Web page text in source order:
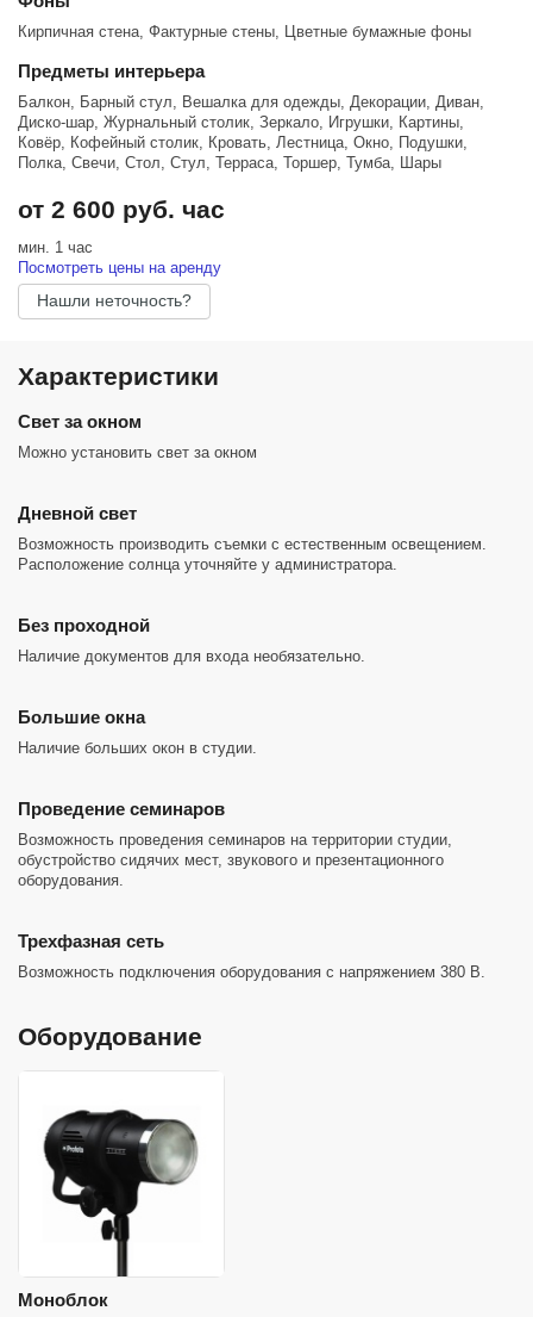
Кирпичная стена, Фактурные стены, Цветные бумажные фоны
Предметы интерьера
Балкон, Барный стул, Вешалка для одежды, Декорации, Диван,
Диско-шар, Журнальный столик, Зеркало, Игрушки, Картины,
Ковёр, Кофейный столик, Кровать, Лестница, Окно, Подушки,
Полка, Свечи, Стол, Стул, Терраса, Торшер, Тумба, Шары
от 2 600 руб. час
мин. 1 час
Посмотреть цены на аренду
Нашли неточность?
Характеристики
Cвет за окном
Можно установить свет за окном
Дневной свет
Возможность производить съемки с естественным освещением.
Расположение солнца уточняйте у администратора.
Без проходной
Наличие документов для входа необязательно.
Большие окна
Наличие больших окон в студии.
Проведение семинаров
Возможность проведения семинаров на территории студии,
обустройство сидячих мест, звукового и презентационного
оборудования.
Трехфазная сеть
Возможность подключения оборудования с напряжением 380 В.
Оборудование
Моноблок